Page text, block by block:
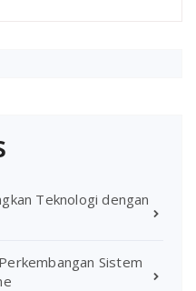
Teknologi dengan
Sistem